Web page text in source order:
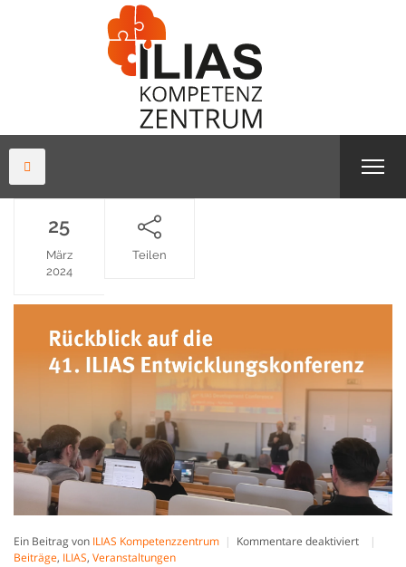
25
März
2024
Teilen
Ein Beitrag von ILIAS Kompetenzzentrum Kommentare deaktiviertfür
Beiträge, ILIAS, Veranstaltungen